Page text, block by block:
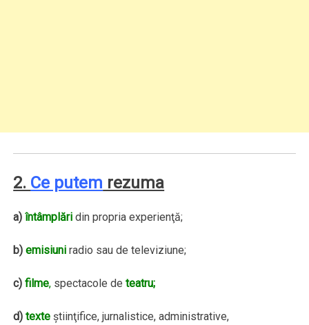
2. Ce putem rezuma
a)întâmplări din propria experienţă;
b)emisiuni radio sau de televiziune;
c) filme, spectacole deteatru;
d) texte ştiinţifice, jurnalistice, administrative,